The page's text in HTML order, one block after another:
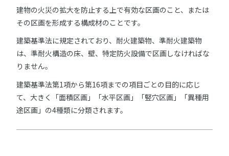
建物の火災の拡大を防止する上で有効な区画のこと、または
その区画を形成する構成材のことです。
建築基準法に規定されており、耐火建築物、準耐火建築物
は、準耐火構造の床、壁、特定防火設備で区画しなければな
りません。
建築基準法第1項から第16項までの項目ごとの目的に応じ
て、大きく「面積区画」「水平区画」「竪穴区画」「異種用
途区画」の4種類に分類されます。